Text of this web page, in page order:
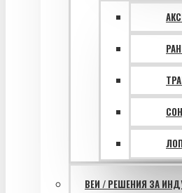
ВЕИ / РЕШЕНИЯ ЗА